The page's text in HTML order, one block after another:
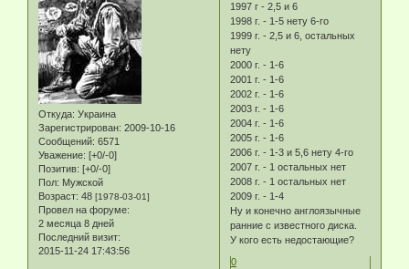
Откуда: Украина
Зарегистрирован: 2009-10-16
Сообщений: 6571
Уважение: [+0/-0]
Позитив: [+0/-0]
Пол: Мужской
Возраст: 48 [1978-03-01]
Провел на форуме:
2 месяца 8 дней
Последний визит:
2015-11-24 17:43:56
1997 г - 2,5 и 6
1998 г. - 1-5 нету 6-го
1999 г. - 2,5 и 6, остальных
нету
2000 г. - 1-6
2001 г. - 1-6
2002 г. - 1-6
2003 г. - 1-6
2004 г. - 1-6
2005 г. - 1-6
2006 г. - 1-3 и 5,6 нету 4-го
2007 г. - 1 остальных нет
2008 г. - 1 остальных нет
2009 г. - 1-4
Ну и конечно англоязычные
ранние с известного диска.
У кого есть недостающие?
0